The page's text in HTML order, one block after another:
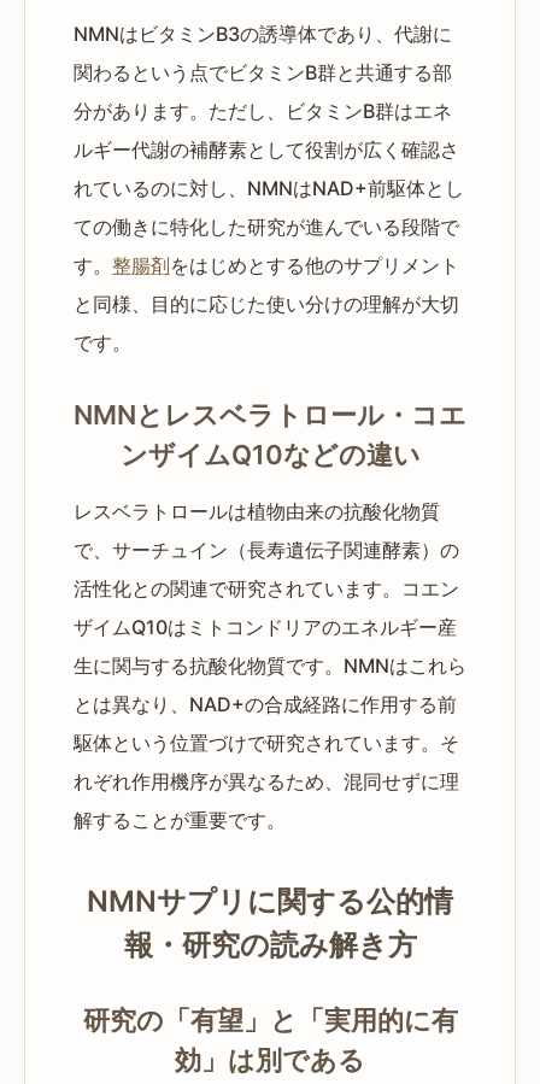
NMNはビタミンB3の誘導体であり、代謝に
関わるという点でビタミンB群と共通する部
分があります。ただし、ビタミンB群はエネ
ルギー代謝の補酵素として役割が広く確認さ
れているのに対し、NMNはNAD+前駆体とし
ての働きに特化した研究が進んでいる段階で
す。 整腸剤をはじめとする他のサプリメント
と同様、目的に応じた使い分けの理解が大切
です。
NMNとレスベラトロール・コエ
ンザイムQ10などの違い
レスベラトロールは植物由来の抗酸化物質
で、サーチュイン（長寿遺伝子関連酵素）の
活性化との関連で研究されています。コエン
ザイムQ10はミトコンドリアのエネルギー産
生に関与する抗酸化物質です。NMNはこれら
とは異なり、NAD+の合成経路に作用する前
駆体という位置づけで研究されています。そ
れぞれ作用機序が異なるため、混同せずに理
解することが重要です。
NMNサプリに関する公的情
報・研究の読み解き方
研究の「有望」と「実用的に有
効」は別である